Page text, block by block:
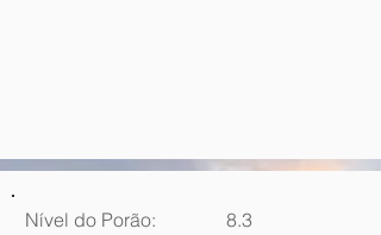
Nível do Porão:
8.3